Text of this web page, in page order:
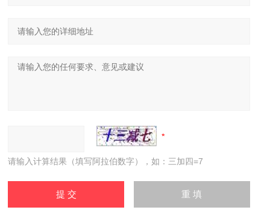
请输入计算结果（填写阿拉伯数字），如：三加四=7